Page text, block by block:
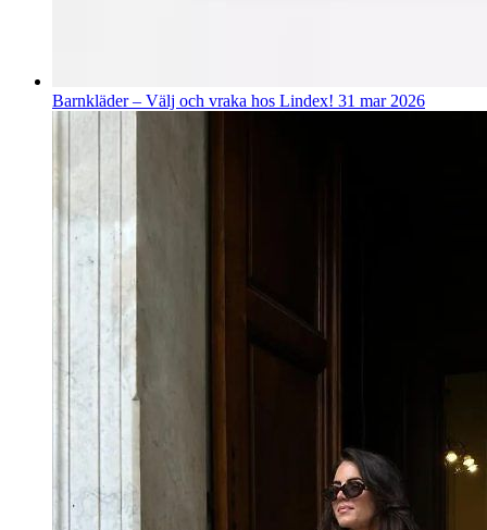
Barnkläder – Välj och vraka hos Lindex! 31 mar 2026